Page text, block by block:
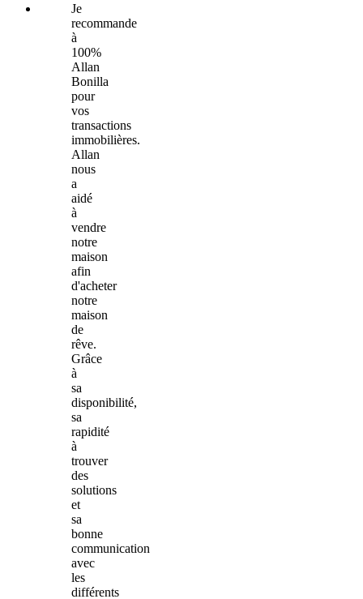
Je
recommande
à
100%
Allan
Bonilla
pour
vos
transactions
immobilières.
Allan
nous
a
aidé
à
vendre
notre
maison
afin
d'acheter
notre
maison
de
rêve.
Grâce
à
sa
disponibilité,
sa
rapidité
à
trouver
des
solutions
et
sa
bonne
communication
avec
les
différents